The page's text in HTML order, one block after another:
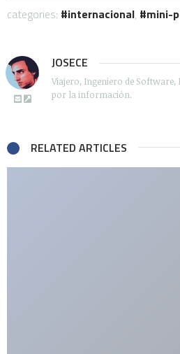
categories: internacional, mini-
JOSECE
Viajero, Ingeniero de
por la información.
RELATED ARTICLES